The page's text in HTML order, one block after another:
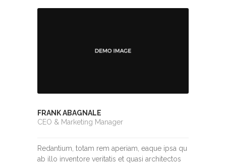
FRANK ABAGNALE
CEO & Marketing Manager
Redantium, totam rem aperiam, eaque ipsa qu
ab illo inventore veritatis et quasi architectos